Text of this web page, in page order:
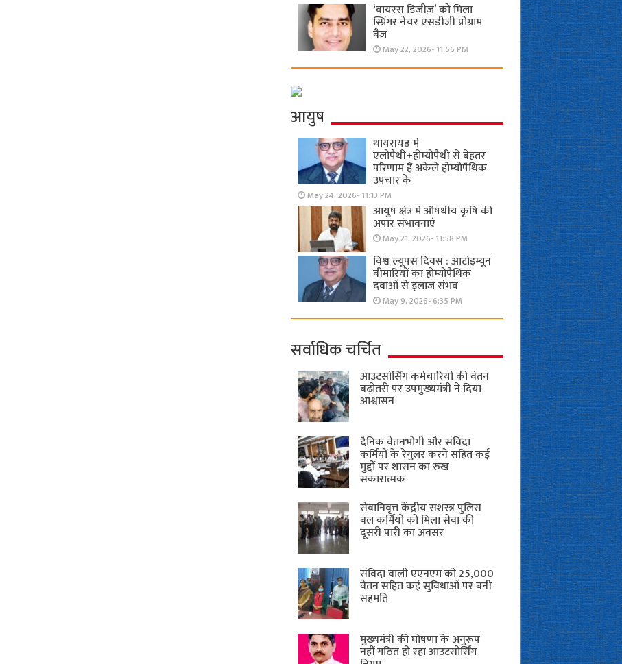
‘वायरस डिजीज़’ को मिला
स्प्रिंगर नेचर एसडीजी प्रोग्राम
बैज
May 22, 2026- 11:56 PM
आयुष
थायरॉयड में
एलोपैथी+होम्योपैथी से बेहतर
परिणाम हैं अकेले होम्योपैथिक
उपचार के
May 24, 2026- 11:13 PM
आयुष क्षेत्र में औषधीय कृषि की
अपार संभावनाएं
May 21, 2026- 11:58 PM
विश्व ल्यूपस दिवस : ऑटोइम्यून
बीमारियों का होम्योपैथिक
दवाओं से इलाज संभव
May 9, 2026- 6:35 PM
सर्वाधिक चर्चित
आउटसोर्सिंग कर्मचारियों की वेतन
बढ़ोतरी पर उपमुख्यमंत्री ने दिया
आश्वासन
दैनिक वेतनभोगी और संविदा
कर्मियों के रेगुलर करने सहित कई
मुद्दों पर शासन का रुख
सकारात्मक
सेवानिवृत्त केंद्रीय सशस्त्र पुलिस
बल ​कर्मियों को मिला सेवा की
दूसरी पारी का अवसर
संविदा वाली एएनएम को 25,000
वेतन सहित कई सुविधाओं पर बनी
सहमति
मुख्यमंत्री की घोषणा के अनुरूप
नहीं गठित हो रहा आउटसोर्सिंग